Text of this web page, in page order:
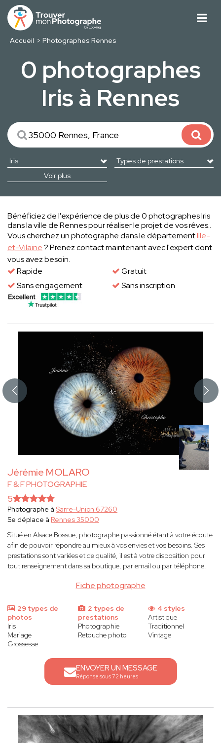
Accueil Photographes Rennes
0 photographes
Iris à Rennes
Voir plus
Bénéficiez de l'expérience de plus de 0 photographes Iris
dans la ville de Rennes pour réaliser le projet de vos rêves..
Vous cherchez un photographe dans le départementIlle-
et-Vilaine? Prenez contact maintenant avec l'expert dont
vous avez besoin.
Rapide
Gratuit
Sans engagement
Sans inscription
Jérémie MOLARO
F & F PHOTOGRAPHIE
Fiche photographe
5
Photographe à Sarre-Union 67260
Se déplace à Rennes 35000
Situé en Alsace Bossue, photographe passionné étant à votre écoute
afin de pouvoir répondre au mieux à vos envies et vos besoins. Ses
prestations sont variées et de qualité, il est à votre disposition pour
tout renseignement dans sa boutique, par email ou par téléphone.
29 types de
photos
Iris
Mariage
Grossesse
2 types de
prestations
Photographie
Retouche photo
4 styles
Artistique
Traditionnel
Vintage
ENVOYER UN MESSAGE
Réponse sous 72 heures